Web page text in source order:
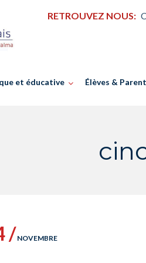
RETROUVEZ NOUS:
et éducative Élèves &
/ NOVEMBRE